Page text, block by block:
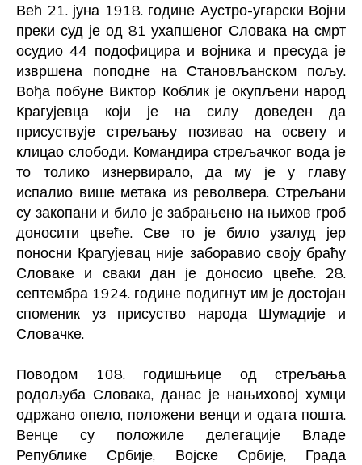
Већ 21. јуна 1918. године Аустро-угарски Војни
преки суд је од 81 ухапшеног Словака на смрт
осудио 44 подофицира и војника и пресуда је
извршена поподне на Становљанском пољу.
Вођа побуне Виктор Коблик је окупљени народ
Крагујевца који је на силу доведен да
присуствује стрељању позивао на освету и
клицао слободи. Командира стрељачког вода је
то толико изнервирало, да му је у главу
испалио више метака из револвера. Стрељани
су закопани и било је забрањено на њихов гроб
доносити цвеће. Све то је било узалуд јер
поносни Крагујевац није заборавио своју браћу
Словаке и сваки дан је доносио цвеће. 28.
септембра 1924. године подигнут им је достојан
споменик уз присуство народа Шумадије и
Словачке.
Поводом 108. годишњице од стрељања
родољуба Словака, данас је нањиховој хумци
одржано опело, положени венци и одата пошта.
Венце су положиле делегације Владе
Републике Србије, Војске Србије, Града